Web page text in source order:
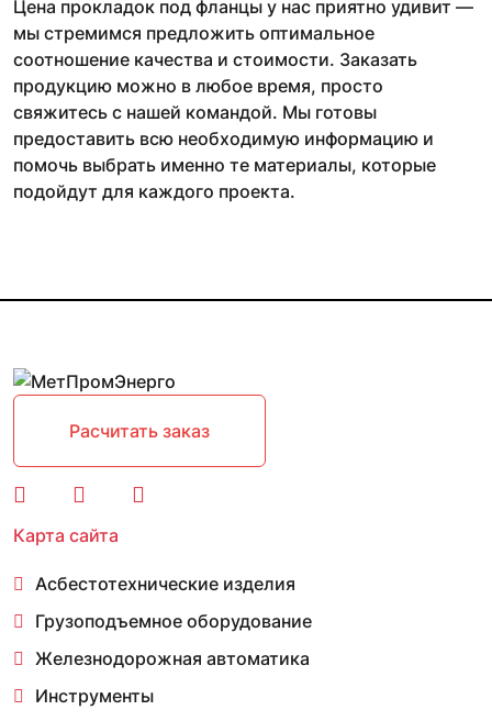
Цена прокладок под фланцы у нас приятно удивит —
мы стремимся предложить оптимальное
соотношение качества и стоимости. Заказать
продукцию можно в любое время, просто
свяжитесь с нашей командой. Мы готовы
предоставить всю необходимую информацию и
помочь выбрать именно те материалы, которые
подойдут для каждого проекта.
Расчитать заказ
Карта сайта
Асбестотехнические изделия
Грузоподъемное оборудование
Железнодорожная автоматика
Инструменты